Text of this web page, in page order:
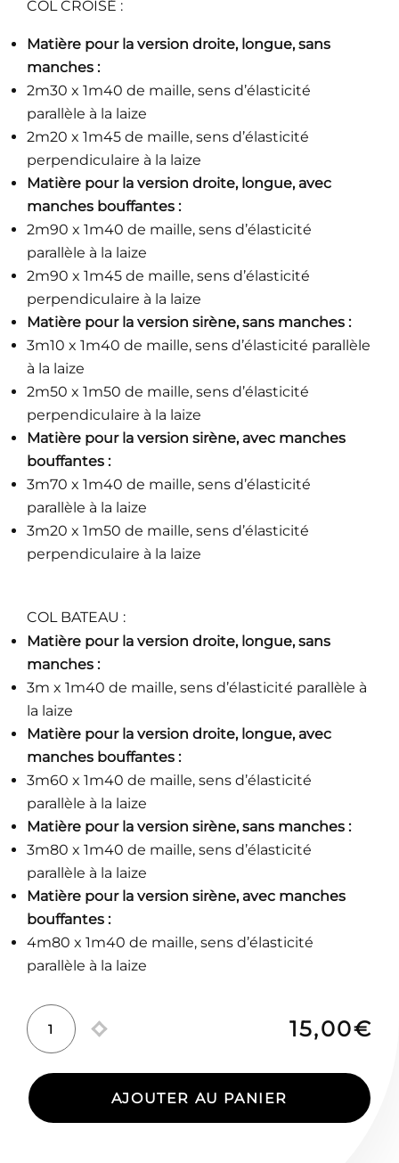
COL CROISÉ :
Matière pour la version droite, longue, sans
manches :
2m30 x 1m40 de maille, sens d’élasticité
parallèle à la laize
2m20 x 1m45 de maille, sens d’élasticité
perpendiculaire à la laize
Matière pour la version droite, longue, avec
manches bouffantes :
2m90 x 1m40 de maille, sens d’élasticité
parallèle à la laize
2m90 x 1m45 de maille, sens d’élasticité
perpendiculaire à la laize
Matière pour la version sirène, sans manches :
3m10 x 1m40 de maille, sens d’élasticité parallèle
à la laize
2m50 x 1m50 de maille, sens d’élasticité
perpendiculaire à la laize
Matière pour la version sirène, avec manches
bouffantes :
3m70 x 1m40 de maille, sens d’élasticité
parallèle à la laize
3m20 x 1m50 de maille, sens d’élasticité
perpendiculaire à la laize
COL BATEAU :
Matière pour la version droite, longue, sans
manches :
3m x 1m40 de maille, sens d’élasticité parallèle à
la laize
Matière pour la version droite, longue, avec
manches bouffantes :
3m60 x 1m40 de maille, sens d’élasticité
parallèle à la laize
Matière pour la version sirène, sans manches :
3m80 x 1m40 de maille, sens d’élasticité
parallèle à la laize
Matière pour la version sirène, avec manches
bouffantes :
4m80 x 1m40 de maille, sens d’élasticité
parallèle à la laize
quantité
Extension
-
15,00€
AJOUTER AU PANIER